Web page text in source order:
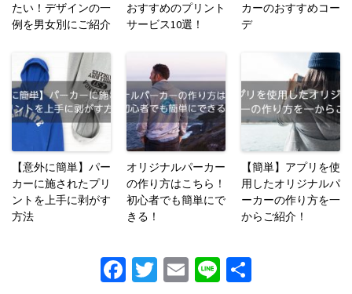
たい！デザインの一
例を男女別にご紹介
おすすめのプリント
サービス10選！
カーのおすすめコー
デ
【意外に簡単】パー
カーに施されたプリ
ントを上手に剥がす
方法
オリジナルパーカー
の作り方はこちら！
初心者でも簡単にで
きる！
【簡単】アプリを使
用したオリジナルパ
ーカーの作り方を一
からご紹介！
Fa T E Li